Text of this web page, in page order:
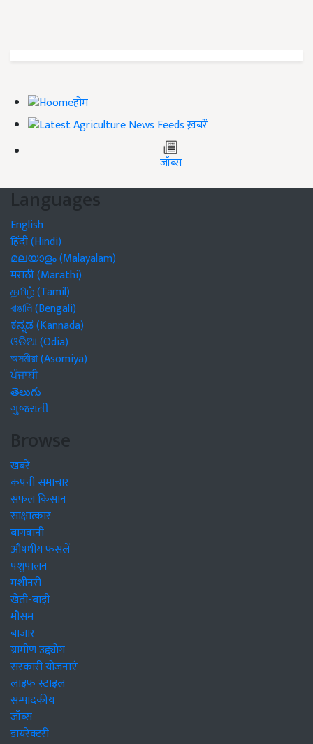
होम
ख़बरें
जॉब्स
Languages
English
हिंदी (Hindi)
മലയാളം (Malayalam)
मराठी (Marathi)
தமிழ் (Tamil)
বাঙালি (Bengali)
ಕನ್ನಡ (Kannada)
ଓଡିଆ (Odia)
অসমীয়া (Asomiya)
ਪੰਜਾਬੀ
తెలుగు
ગુજરાતી
Browse
खबरें
कंपनी समाचार
सफल किसान
साक्षात्कार
बागवानी
औषधीय फसलें
पशुपालन
मशीनरी
खेती-बाड़ी
मौसम
बाजार
ग्रामीण उद्द्योग
सरकारी योजनाएं
लाइफ स्टाइल
सम्पादकीय
जॉब्स
डायरेक्टरी